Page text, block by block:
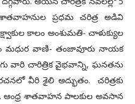
ప్రధమ చరిత్ర అడివి
కాలం అంశుమతి- చాళుక్యుల
మధుర వాణి- తంజావూరు నాయక
వారి చారిత్రిక వైభవాన్ని, ఘనతను
వీరి శైలి అద్భుతం. చరిత్రకు
ఆంధ్ర శాతవాహన పాలకుల అవసాన